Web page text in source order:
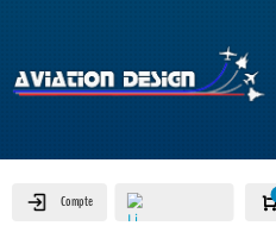
Compte